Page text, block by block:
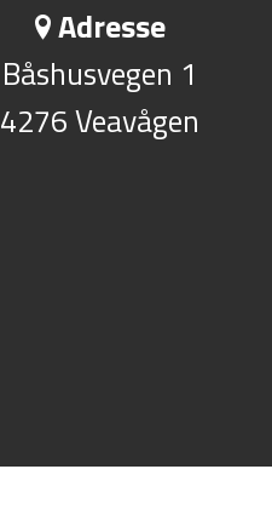
Adresse
Båshusvegen 1
4276 Veavågen